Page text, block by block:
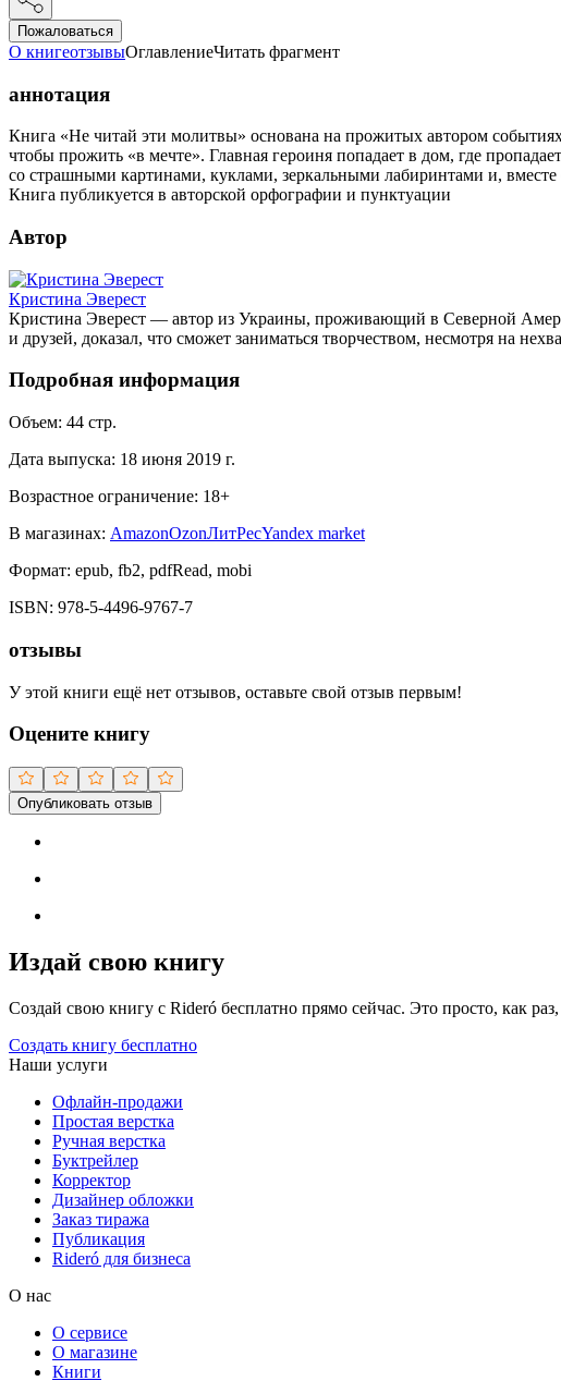
Пожаловаться
О книгеотзывыОглавлениеЧитать фрагмент
аннотация
Книга «Не читай эти молитвы» основана на прожитых автором
чтобы прожить «в мечте». Главная героиня попадает в дом, где
со страшными картинами, куклами, зеркальными лабиринтами и,
Книга публикуется в авторской орфографии и пунктуации
Автор
Кристина Эверест
Кристина Эверест — автор из Украины, проживающий в Северной
и друзей, доказал, что сможет заниматься творчеством, несмотря на
Подробная информация
Объем: 44 стр.
Дата выпуска: 18 июня 2019 г.
Возрастное ограничение: 18+
В магазинах: AmazonOzonЛитРесYandex market
Формат: epub, fb2, pdfRead, mobi
ISBN: 978-5-4496-9767-7
отзывы
У этой книги ещё нет отзывов, оставьте свой отзыв первым!
Оцените книгу
Опубликовать отзыв
Издай свою книгу
Создай свою книгу с Rideró бесплатно прямо сейчас. Это просто, как
Создать книгу бесплатно
Наши услуги
Офлайн-продажи
Простая верстка
Ручная верстка
Буктрейлер
Корректор
Дизайнер обложки
Заказ тиража
Публикация
Rideró для бизнеса
О нас
О сервисе
О магазине
Книги